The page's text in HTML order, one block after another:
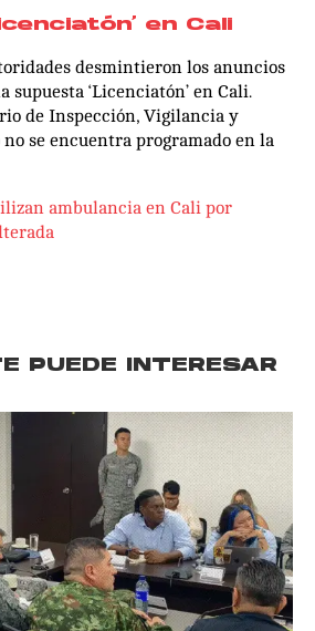
en Cali
desmintieron los anuncios
supuesta ‘Licenciatón’ en Cali.
de Inspección, Vigilancia y
se encuentra programado en la
ambulancia en Cali por
PUEDE INTERESAR